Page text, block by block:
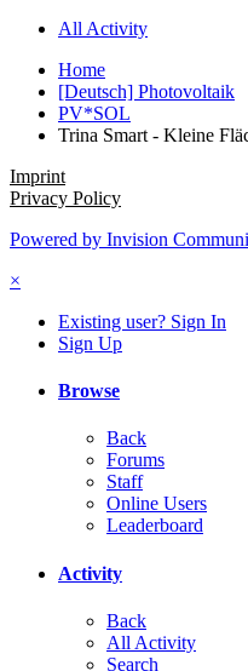
All Activity
Home
[Deutsch] Photovoltaik
PV*SOL
Trina Smart - Kleine
Imprint
Privacy Policy
Powered by Invision
×
Existing user? Sign In
Sign Up
Browse
Back
Forums
Staff
Online Users
Leaderboard
Activity
Back
All Activity
Search